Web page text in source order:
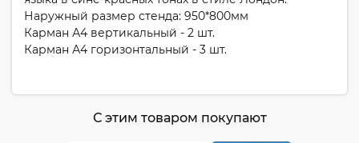
Наружный размер стенда: 950*800мм
Карман А4 вертикальный - 2 шт.
Карман А4 горизонтальный - 3 шт.
С этим товаром покупают